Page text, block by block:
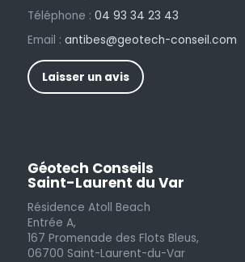
Téléphone : 04 93 34 23 43
Email : antibes@geotech-conseil.com
Laisser un avis
Géotech Conseils
Saint-Laurent du Var
Résidence Atoll Beach
Entrée A,
167 Promenade des Flots Bleus,
06700 Saint-Laurent-du-Var